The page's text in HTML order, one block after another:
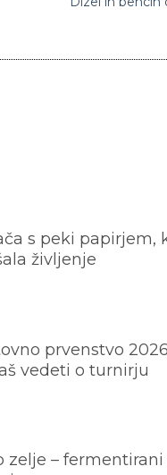
s peki papirjem,
življenje
prvenstvo
vedeti o turnirju
zelje – fermentirani